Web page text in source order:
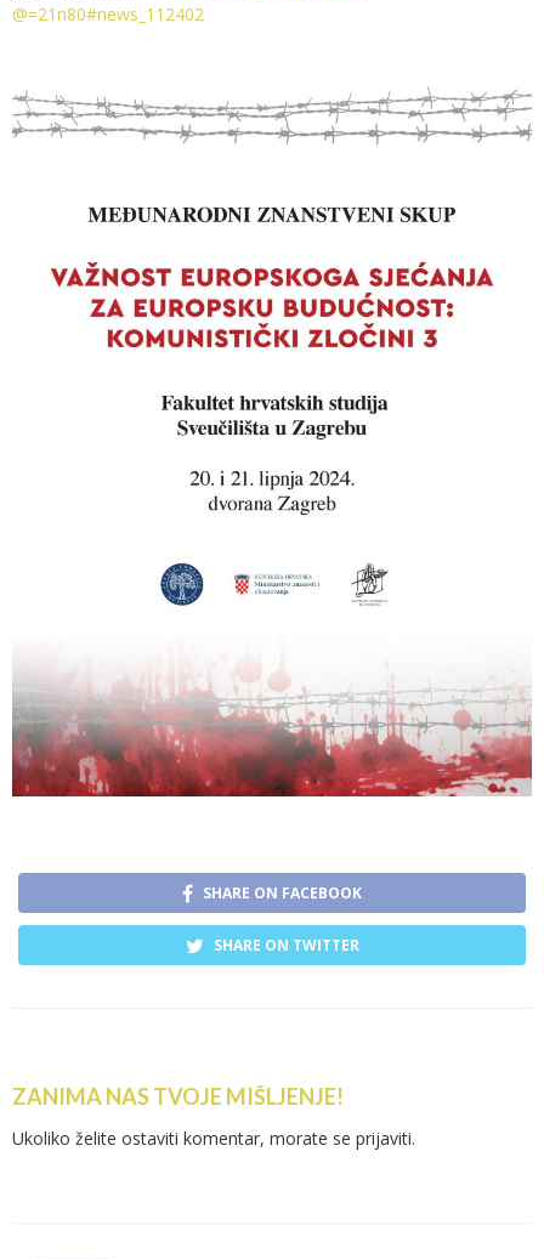
@=21n80#news_112402
SHARE ON FACEBOOK
SHARE ON TWITTER
ZANIMA NAS TVOJE MIŠLJENJE!
Ukoliko želite ostaviti komentar, morate se prijaviti.